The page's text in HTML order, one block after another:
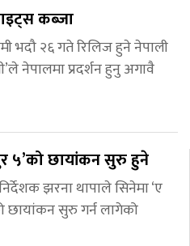
कब्जा
भदौ २६ गते रिलिज हुने नेपाली
नेपालमा प्रदर्शन हुनु अगावै
५’को छायांकन सुरु हुने
झरना थापाले सिनेमा ‘ए
छायांकन सुरु गर्न लागेको